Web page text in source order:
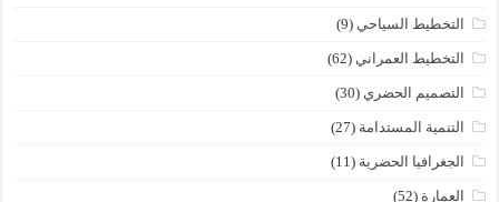
التخطيط السياحي (9)
التخطيط العمراني (62)
التصميم الحضري (30)
التنمية المستدامة (27)
الجغرافيا الحضرية (11)
العمارة (52)